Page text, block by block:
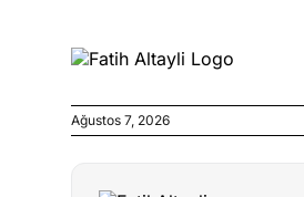
Ağustos 7, 2026